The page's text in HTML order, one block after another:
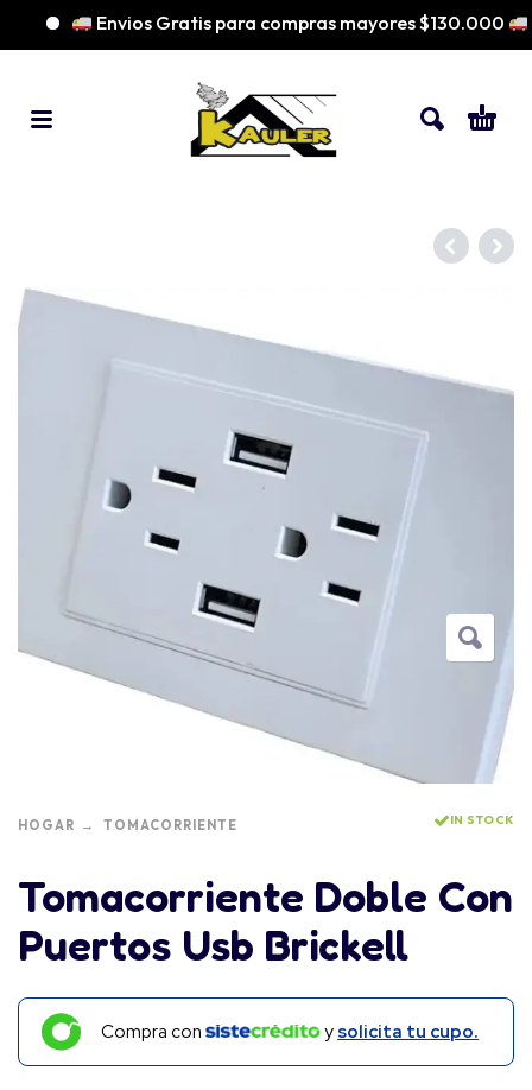
Envios Gratis para compras mayores $130.000
HOGAR TOMACORRIENTE IN STOCK
Tomacorriente Doble Con
Puertos Usb Brickell
Compra con y solicita tu cupo.